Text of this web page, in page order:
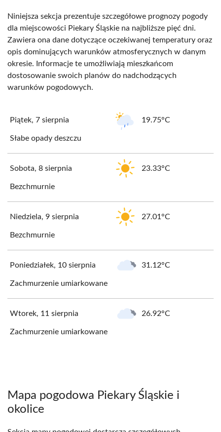
Niniejsza sekcja prezentuje szczegółowe prognozy pogody
dla miejscowości Piekary Śląskie na najbliższe pięć dni.
Zawiera ona dane dotyczące oczekiwanej temperatury oraz
opis dominujących warunków atmosferycznych w danym
okresie. Informacje te umożliwiają mieszkańcom
dostosowanie swoich planów do nadchodzących
warunków pogodowych.
Piątek, 7 sierpnia 19.75°C
Słabe opady deszczu
Sobota, 8 sierpnia 23.33°C
Bezchmurnie
Niedziela, 9 sierpnia 27.01°C
Bezchmurnie
Poniedziałek, 10 sierpnia 31.12°C
Zachmurzenie umiarkowane
Wtorek, 11 sierpnia 26.92°C
Zachmurzenie umiarkowane
Mapa pogodowa Piekary Śląskie i
okolice